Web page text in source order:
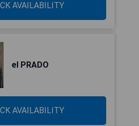
AVAILABILITY
el PRADO
AVAILABILITY